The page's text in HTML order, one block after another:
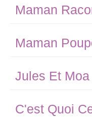
Maman
Maman
Jules Et Moa
C'est Quoi